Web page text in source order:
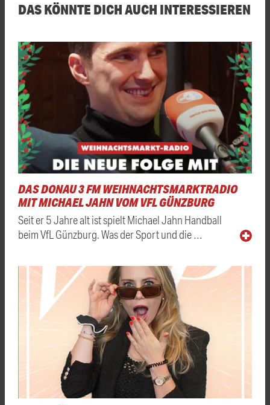
DAS KÖNNTE DICH AUCH INTERESSIEREN
DAS DONAU 3 FM WEIHNACHTSMARKTRADIO
MIT MICHAEL JAHN VOM VFL GÜNZBURG
Seit er 5 Jahre alt ist spielt Michael Jahn Handball
beim VfL Günzburg. Was der Sport und die …